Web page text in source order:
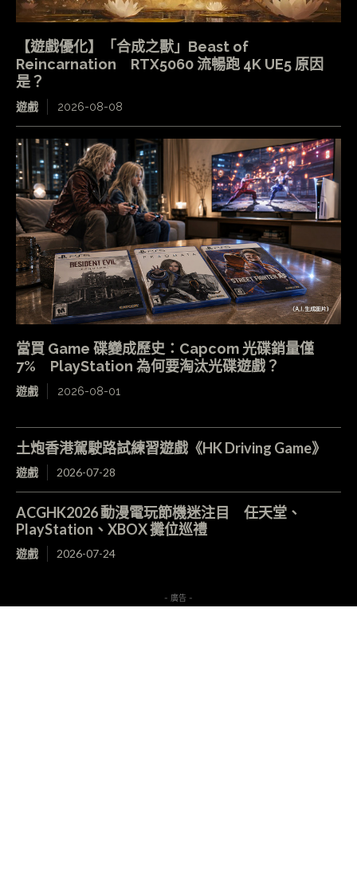
【遊戲優化】「合成之獸」Beast of
Reincarnation RTX5060 流暢跑 4K UE5 原因
是？
遊戲 2026-08-08
當買 Game 碟變成歷史：Capcom 光碟銷量僅
7% PlayStation 為何要淘汰光碟遊戲？
遊戲 2026-08-01
土炮香港駕駛路試練習遊戲《HK Driving Game》
遊戲 2026-07-28
ACGHK2026 動漫電玩節機迷注目 任天堂、
PlayStation、XBOX 攤位巡禮
遊戲 2026-07-24
- 廣告 -